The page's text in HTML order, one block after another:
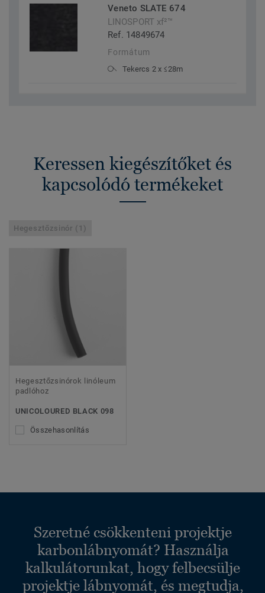
Veneto SLATE 674
LINOSPORT xf²™
Ref. 14849674
Formátum
Tekercs 2 x ≤28m
Keressen kiegészítőket és
kapcsolódó termékeket
Hegesztőzsinór (1)
Hegesztőzsinórok linóleum
padlóhoz
UNICOLOURED BLACK 098
Összehasonlítás
Szeretné csökkenteni projektje
karbonlábnyomát? Használja
kalkulátorunkat, hogy felbecsülje
projektje lábnyomát, és megtudja,